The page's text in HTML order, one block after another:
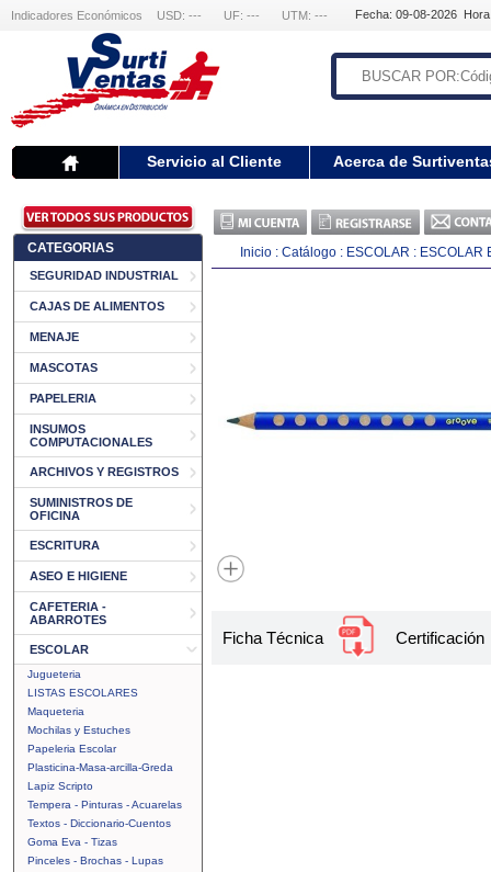
Indicadores Económicos USD: --- UF: --- UTM: --- Fecha: 09-08-2026
Servicio al Cliente Acerca de
CATEGORIAS
SEGURIDAD INDUSTRIAL
CAJAS DE ALIMENTOS
MENAJE
MASCOTAS
PAPELERIA
INSUMOS
COMPUTACIONALES
ARCHIVOS Y REGISTROS
SUMINISTROS DE
OFICINA
ESCRITURA
ASEO E HIGIENE
CAFETERIA -
ABARROTES
ESCOLAR
Jugueteria
LISTAS ESCOLARES
Maqueteria
Mochilas y Estuches
Papeleria Escolar
Plasticina-Masa-arcilla-Greda
Lapiz Scripto
Tempera - Pinturas - Acuarelas
Textos - Diccionario-Cuentos
Goma Eva - Tizas
Pinceles - Brochas - Lupas
Inicio : Catálogo : ESCOLAR : ESCOLAR
Ficha Técnica Certificación